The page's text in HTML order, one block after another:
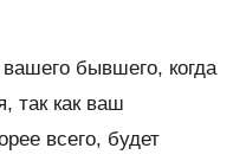
бывшего, когда
так как ваш
всего, будет